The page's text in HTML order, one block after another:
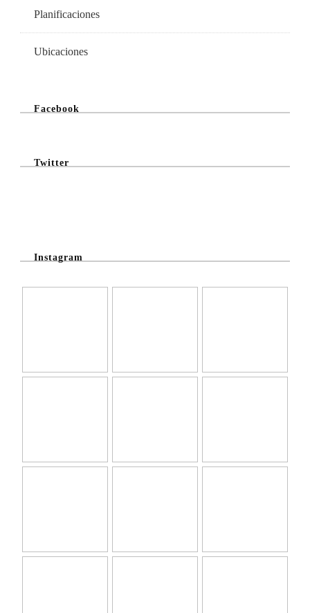
Planificaciones
Ubicaciones
Facebook
Twitter
Instagram